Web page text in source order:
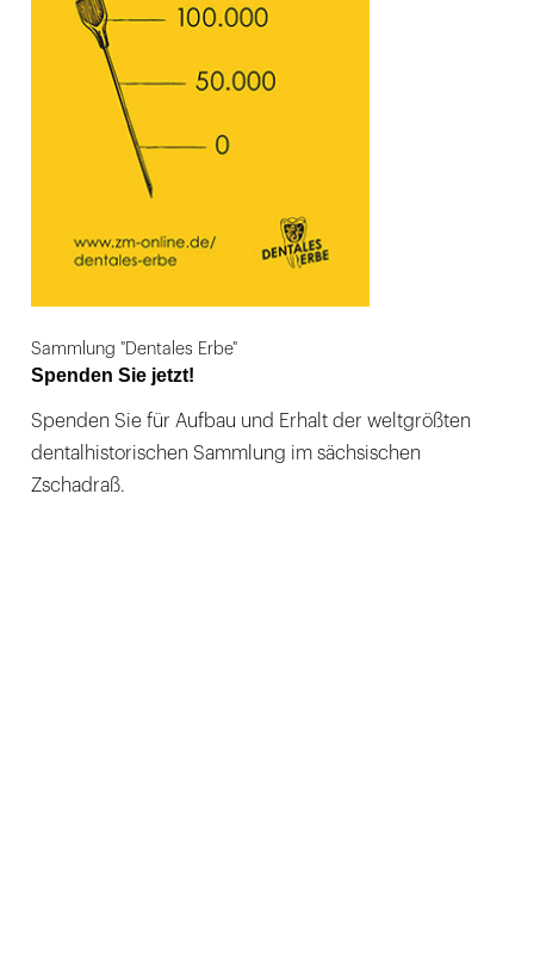
Sammlung "Dentales Erbe"
Spenden Sie jetzt!
Spenden Sie für Aufbau und Erhalt der weltgrößten
dentalhistorischen Sammlung im sächsischen
Zschadraß.